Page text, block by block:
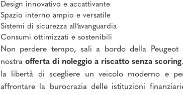
Design innovativo e accattivante
Spazio interno ampio e versatile
Sistemi di sicurezza all’avanguardia
Consumi ottimizzati e sostenibili
Non perdere tempo, sali a bordo della
nostra offerta di noleggio a riscatto senza scoring
la libertà di scegliere un veicolo moderno e
affrontare la burocrazia delle istituzioni